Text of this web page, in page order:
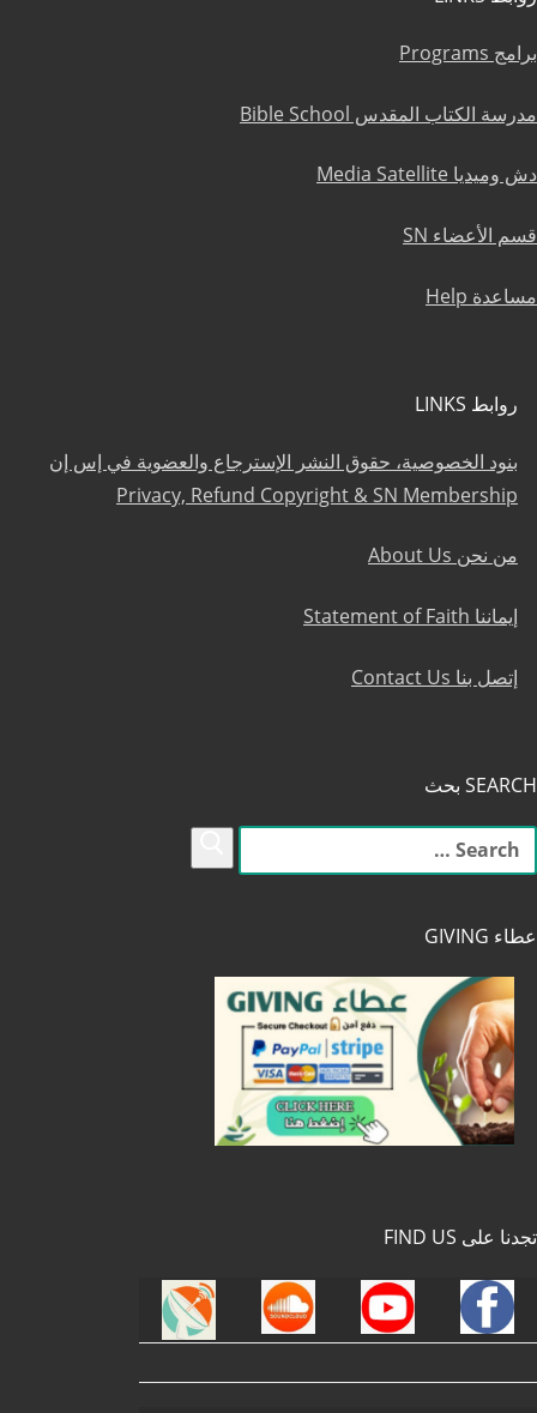
برامج Programs
مدرسة الكتاب المقدس Bible School
دش وميديا Media Satellite
قسم الأعضاء SN
مساعدة Help
روابط LINKS
بنود الخصوصية، حقوق النشر الإسترجاع والعضوية في إس إن
Privacy, Refund Copyright & SN Membership
من نحن About Us
إيماننا Statement of Faith
إتصل بنا Contact Us
SEARCH بحث
البحث
عن:
عطاء GIVING
تجدنا على FIND US